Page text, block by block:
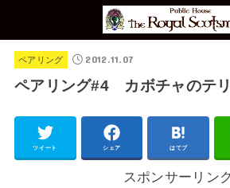
ペアリング 2012.11.07
ペアリング#4 カボチャのテ
ツイート シェア はてブ
スポンサーリンク